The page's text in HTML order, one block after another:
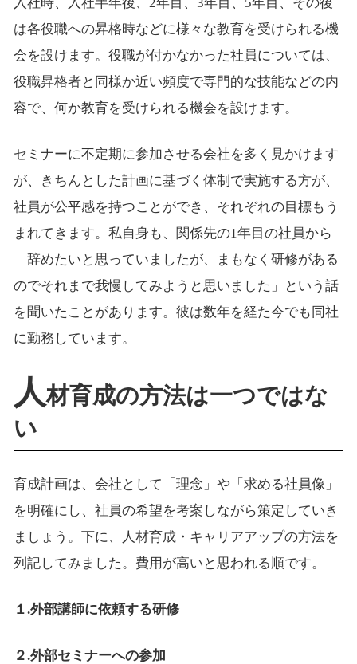
は各役職への昇格時などに様々な教育を受けられる機
会を設けます。役職が付かなかった社員については、
役職昇格者と同様か近い頻度で専門的な技能などの内
容で、何か教育を受けられる機会を設けます。
セミナーに不定期に参加させる会社を多く見かけます
が、きちんとした計画に基づく体制で実施する方が、
社員が公平感を持つことができ、それぞれの目標もう
まれてきます。私自身も、関係先の1年目の社員から
「辞めたいと思っていましたが、まもなく研修がある
のでそれまで我慢してみようと思いました」という話
を聞いたことがあります。彼は数年を経た今でも同社
に勤務しています。
人材育成の方法は一つではな
い
育成計画は、会社として「理念」や「求める社員像」
を明確にし、社員の希望を考案しながら策定していき
ましょう。下に、人材育成・キャリアアップの方法を
列記してみました。費用が高いと思われる順です。
１.外部講師に依頼する研修
２.外部セミナーへの参加